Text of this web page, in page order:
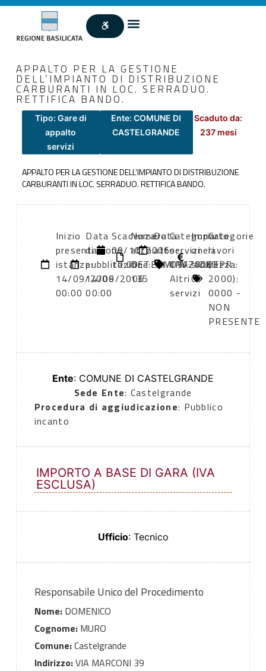
APPALTO PER LA GESTIONE
DELL’IMPIANTO DI DISTRIBUZIONE
CARBURANTI IN LOC. SERRADUO.
RETTIFICA BANDO.
Tipo: Gare di
appalto
servizi
Ente: COMUNE DI
CASTELGRANDE
Scaduto da:
237 mesi
APPALTO PER LA GESTIONE DELL’IMPIANTO DI DISTRIBUZIONE
CARBURANTI IN LOC. SERRADUO. RETTIFICA BANDO.
Inizio
presentazione
istanze:
14/09/2006
00:00
Data
di
pubblicazione:
14/09/2006
00:00
Scadenza:
09/10/2006
10:00
Numero
atto:
DETERMINAZIONE
135
Data
atto:
11/09/2006
Categoria
servizi
CPV:
Altri
servizi
Importo
oneri
sicurezza:
0
Categorie
lavori
(DPR
2000):
0000 -
NON
PRESENTE
Ente: COMUNE DI CASTELGRANDE
Sede Ente: Castelgrande
Procedura di aggiudicazione: Pubblico
incanto
IMPORTO A BASE DI GARA (IVA
ESCLUSA)
Ufficio: Tecnico
Responsabile Unico del Procedimento
Nome:DOMENICO
Cognome:MURO
Comune:Castelgrande
Indirizzo:VIA MARCONI 39